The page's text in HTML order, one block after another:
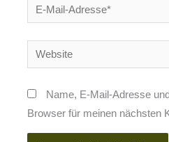
E-
Mail-
Adresse*
Website
Name, E-Mail-Adresse
Browser für meinen nächsten